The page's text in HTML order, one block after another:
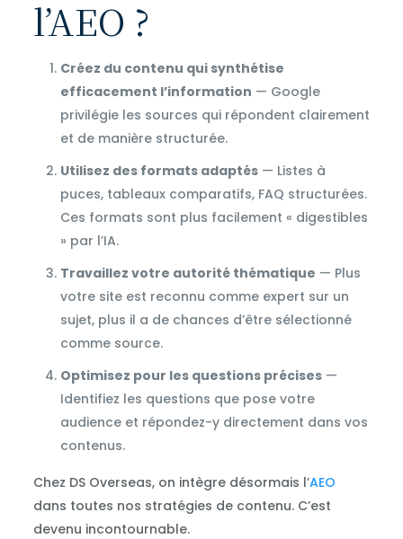
l’AEO ?
Créez du contenu qui synthétise
efficacement l’information — Google
privilégie les sources qui répondent clairement
et de manière structurée.
Utilisez des formats adaptés— Listes à
puces, tableaux comparatifs, FAQ structurées.
Ces formats sont plus facilement « digestibles
» par l’IA.
Travaillez votre autorité thématique — Plus
votre site est reconnu comme expert sur un
sujet, plus il a de chances d’être sélectionné
comme source.
Optimisez pour les questions précises—
Identifiez les questions que pose votre
audience et répondez-y directement dans vos
contenus.
Chez DS Overseas, on intègre désormais l’AEO
dans toutes nos stratégies de contenu. C’est
devenu incontournable.